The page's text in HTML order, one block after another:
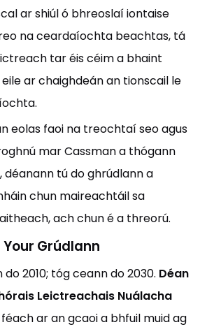
ar shiúl ó bhreoslaí iontaise
na ceardaíochta beachtas, tá
tar éis céim a bhaint
ar chaighdeán an tionscail le
eolas faoi na treochtaí seo agus
mar Cassman a thógann
tú do ghrúdlann a
chun maireachtáil sa
ach chun é a threorú.
Grúdlann
2010; tóg ceann do 2030. Déan
Leictreachais Nuálacha
ar an gcaoi a bhfuil muid ag